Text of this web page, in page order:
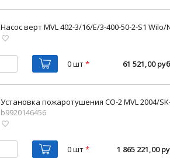
Насос верт MVL 402-3/16/E/3-400-50-2-S1 Wilo/
0 шт* 61 521,00
Установка пожаротушения CO-2 MVL 2004/SK-
b9920146456
0 шт* 1 865 221,00